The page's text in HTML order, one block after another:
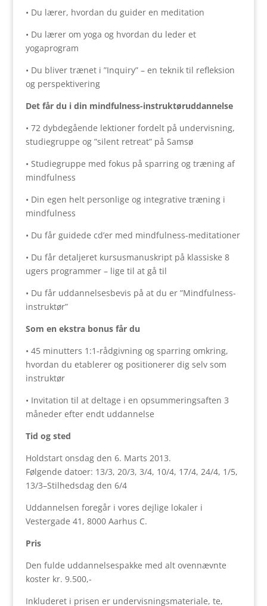
• Du lærer, hvordan du guider en meditation
• Du lærer om yoga og hvordan du leder et
yogaprogram
• Du bliver trænet i ”Inquiry” – en teknik til refleksion
og perspektivering
Det får du i din mindfulness-instruktøruddannelse
• 72 dybdegående lektioner fordelt på undervisning,
studiegruppe og ”silent retreat” på Samsø
• Studiegruppe med fokus på sparring og træning af
mindfulness
• Din egen helt personlige og integrative træning i
mindfulness
• Du får guidede cd’er med mindfulness-meditationer
• Du får detaljeret kursusmanuskript på klassiske 8
ugers programmer – lige til at gå til
• Du får uddannelsesbevis på at du er ”Mindfulness-
instruktør”
Som en ekstra bonus får du
• 45 minutters 1:1-rådgivning og sparring omkring,
hvordan du etablerer og positionerer dig selv som
instruktør
• Invitation til at deltage i en opsummeringsaften 3
måneder efter endt uddannelse
Tid og sted
Holdstart onsdag den 6. Marts 2013.
Følgende datoer: 13/3, 20/3, 3/4, 10/4, 17/4, 24/4, 1/5,
13/3–Stilhedsdag den 6/4
Uddannelsen foregår i vores dejlige lokaler i
Vestergade 41, 8000 Aarhus C.
Pris
Den fulde uddannelsespakke med alt ovennævnte
koster kr. 9.500,-
Inkluderet i prisen er undervisningsmateriale, te,